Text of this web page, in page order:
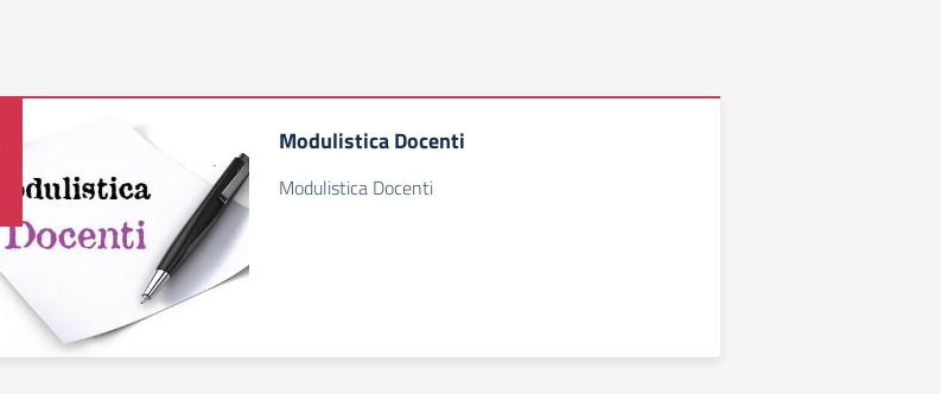
Modulistica Docenti
Modulistica Docenti